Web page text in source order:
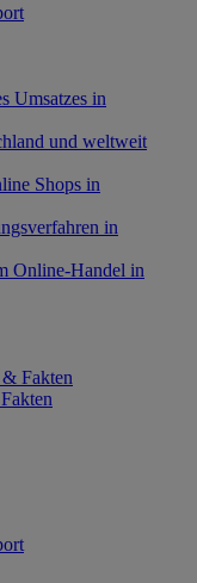
Umsatzes in
und weltweit
Shops in
in
Online-Handel in
Fakten